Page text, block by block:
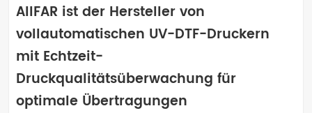
AIIFAR ist der Hersteller von
vollautomatischen UV-DTF-Druckern
mit Echtzeit-
Druckqualitätsüberwachung für
optimale Übertragungen